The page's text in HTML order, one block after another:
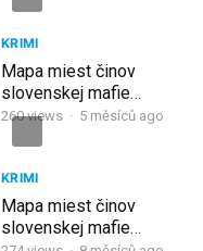
KRIMI
Mapa miest činov
slovenskej mafie
(2013) 19. ČASŤ [RE-
260views · 5 měsíců ago
KRIMI
Mapa miest činov
slovenskej mafie